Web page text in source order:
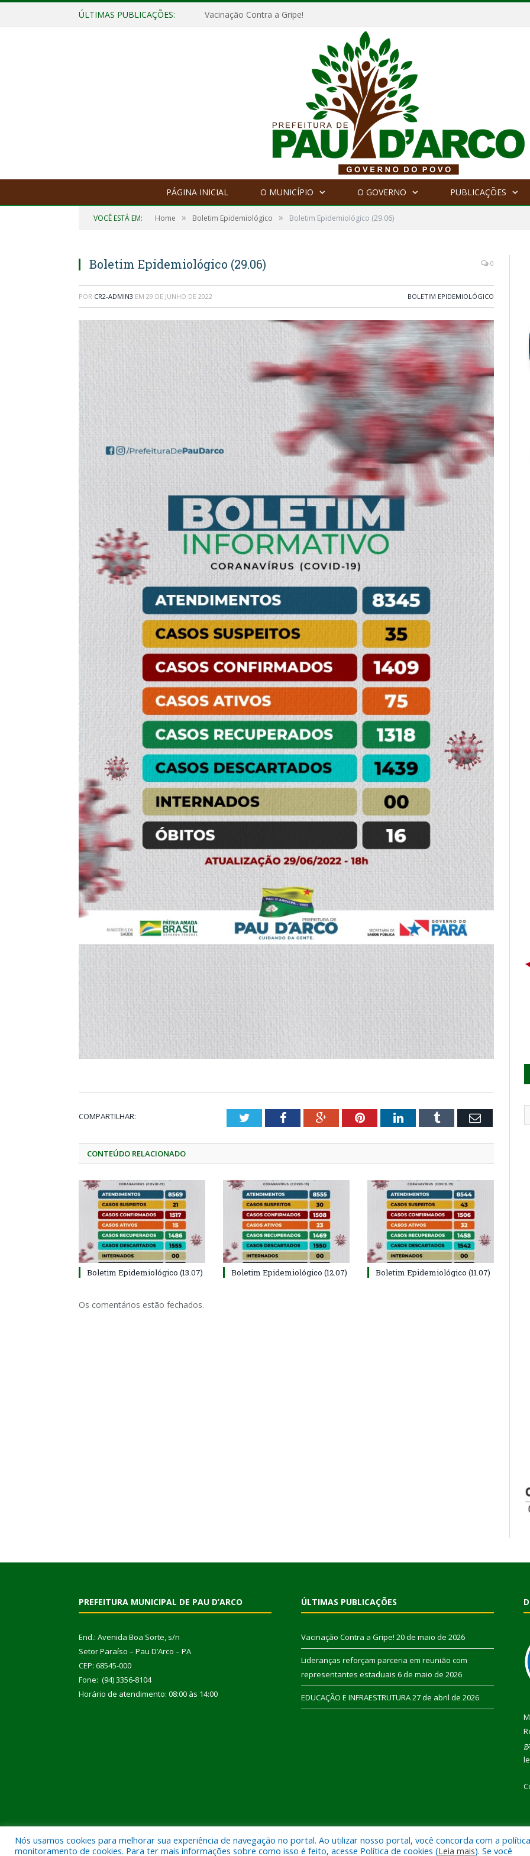
ÚLTIMAS PUBLICAÇÕES: Vacinação Contra a Gripe!
PÁGINA INICIAL O MUNICÍPIO O GOVERNO PUBLICAÇÕES
VOCÊ ESTÁ EM: Home » Boletim Epidemiológico » Boletim Epidemiológico (29.06)
Boletim Epidemiológico (29.06) 0
POR CR2-ADMIN3 EM 29 DE JUNHO DE 2022 BOLETIM EPIDEMIOLÓGICO
COMPARTILHAR: TwitterFacebookGoogle+PinterestLinkedInTumblr Email
CONTEÚDO RELACIONADO
Boletim Epidemiológico (13.07) Boletim Epidemiológico (12.07) Boletim Epidemiológico (11.07)
Os comentários estão fechados.
PREFEITURA MUNICIPAL DE PAU D’ARCO
End.: Avenida Boa Sorte, s/n
Setor Paraíso – Pau D’Arco – PA
CEP: 68545-000
Fone: (94) 3356-8104
Horário de atendimento: 08:00 às 14:00
ÚLTIMAS PUBLICAÇÕES
Vacinação Contra a Gripe! 20 de maio de 2026
Lideranças reforçam parceria em reunião com
representantes estaduais 6 de maio de 2026
EDUCAÇÃO E INFRAESTRUTURA27 de abril de 2026
Todos os direitos reservados a Prefeitura Municipal de Pau D’Arco. Mapa do Site
Nós usamos cookies para melhorar sua experiência de navegação no portal. Ao utilizar nosso portal, você concorda com a
monitoramento de cookies. Para ter mais informações sobre como isso é feito, acesse Política de cookies (Leia mais). Se você